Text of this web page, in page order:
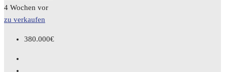
4 Wochen vor
zu verkaufen
380.000€